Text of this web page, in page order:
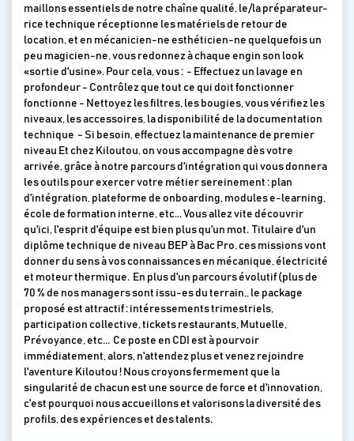
maillons essentiels de notre chaîne qualité, le/la préparateur-
rice technique réceptionne les matériels de retour de
location, et en mécanicien-ne esthéticien-ne quelquefois un
peu magicien-ne, vous redonnez à chaque engin son look
«sortie d'usine». Pour cela, vous : - Effectuez un lavage en
profondeur - Contrôlez que tout ce qui doit fonctionner
fonctionne - Nettoyez les filtres, les bougies, vous vérifiez les
niveaux, les accessoires, la disponibilité de la documentation
technique - Si besoin, effectuez la maintenance de premier
niveau Et chez Kiloutou, on vous accompagne dès votre
arrivée, grâce à notre parcours d'intégration qui vous donnera
les outils pour exercer votre métier sereinement : plan
d'intégration, plateforme de onboarding, modules e-learning,
école de formation interne, etc... Vous allez vite découvrir
qu'ici, l'esprit d'équipe est bien plus qu'un mot. Titulaire d'un
diplôme technique de niveau BEP à Bac Pro, ces missions vont
donner du sens à vos connaissances en mécanique, électricité
et moteur thermique. En plus d'un parcours évolutif (plus de
70 % de nos managers sont issu-es du terrain,, le package
proposé est attractif : intéressements trimestriels,
participation collective, tickets restaurants, Mutuelle,
Prévoyance, etc... Ce poste en CDI est à pourvoir
immédiatement, alors, n'attendez plus et venez rejoindre
l'aventure Kiloutou ! Nous croyons fermement que la
singularité de chacun est une source de force et d'innovation,
c'est pourquoi nous accueillons et valorisons la diversité des
profils, des expériences et des talents.